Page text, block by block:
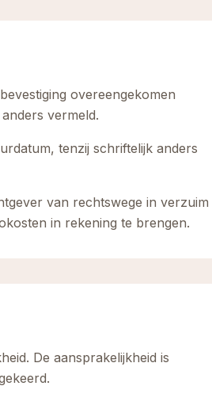
overeengekomen
vermeld.
tenzij schriftelijk anders
van rechtswege in verzuim
in rekening te brengen.
De aansprakelijkheid is